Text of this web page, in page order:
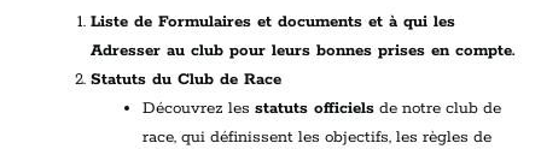
Liste de Formulaires et documents et à qui les
Adresser au club pour leurs bonnes prises en compte.
Statuts du Club de Race
Découvrez les statuts officielsde notre club de
race, qui définissent les objectifs, les règles de